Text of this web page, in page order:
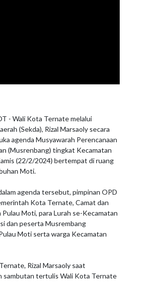
- Wali Kota Ternate melalui
(Sekda), Rizal Marsaoly secara
agenda Musyawarah Perencanaan
(Musrenbang) tingkat Kecamatan
(22/2/2024) bertempat di ruang
Moti.
agenda tersebut, pimpinan OPD
Kota Ternate, Camat dan
Pulau Moti, para Lurah se-Kecamatan
dan peserta Musrembang
Moti serta warga Kecamatan
Rizal Marsaoly saat
sambutan tertulis Wali Kota Ternate